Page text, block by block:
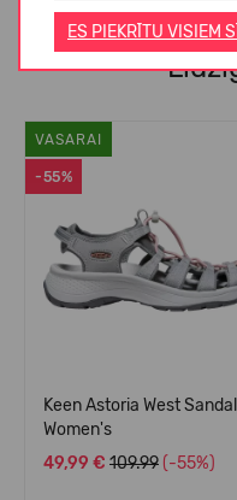
ES PIEKRĪTU VISIEM
-55%
VASARAI
Keen Astoria West Sandal
Women's
49,99 € 109.99 (-55%)